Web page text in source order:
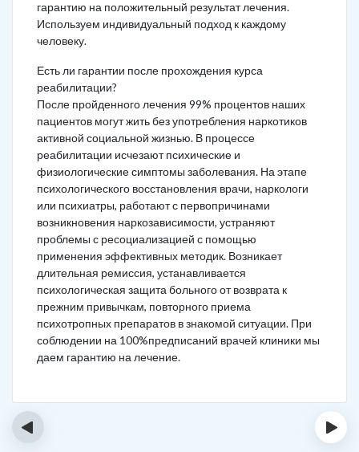
гарантию на положительный результат лечения.
Используем индивидуальный подход к каждому
человеку.
Есть ли гарантии после прохождения курса
реабилитации?
После пройденного лечения 99% процентов наших
пациентов могут жить без употребления наркотиков
активной социальной жизнью. В процессе
реабилитации исчезают психические и
физиологические симптомы заболевания. На этапе
психологического восстановления врачи, наркологи
или психиатры, работают с первопричинами
возникновения наркозависимости, устраняют
проблемы с ресоциализацией с помощью
применения эффективных методик. Возникает
длительная ремиссия, устанавливается
психологическая защита больного от возврата к
прежним привычкам, повторного приема
психотропных препаратов в знакомой ситуации. При
соблюдении на 100%предписаний врачей клиники мы
даем гарантию на лечение.
‹ ›